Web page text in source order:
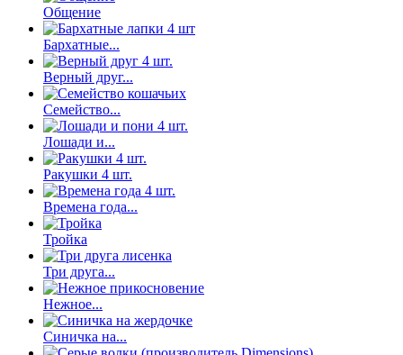
Общение
Бархатные...
Верный друг...
Семейство...
Лошади и...
Ракушки 4 шт.
Времена года...
Тройка
Три друга...
Нежное...
Синичка на...